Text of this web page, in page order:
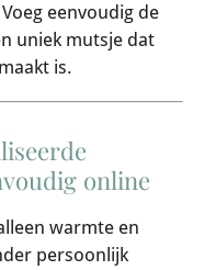
eenvoudig de
uniek mutsje dat
is.
online
warmte en
persoonlijk